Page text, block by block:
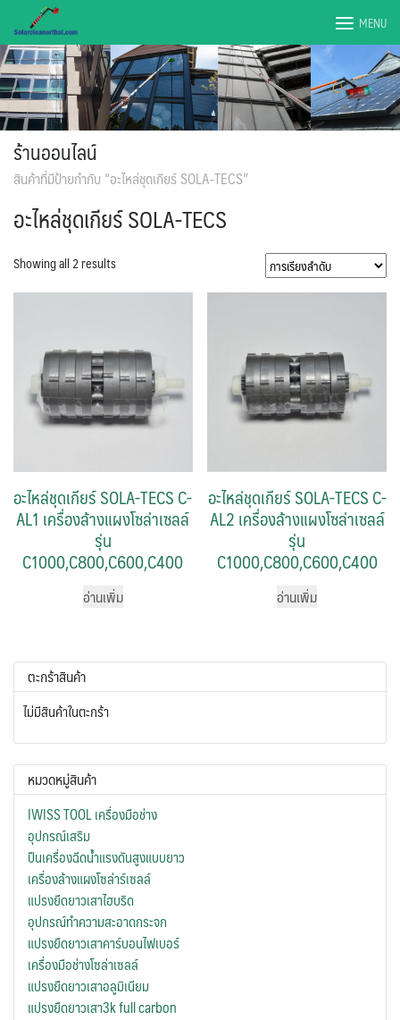
content
MENU
ร้านออนไลน์
สินค้าที่มีป้ายกำกับ “อะไหล่ชุดเกียร์ SOLA-TECS”
อะไหล่ชุดเกียร์ SOLA-TECS
Showing all 2 results
อะไหล่ชุดเกียร์ SOLA-TECS C-
AL1 เครื่องล้างแผงโซล่าเซลล์
รุ่น
C1000,C800,C600,C400
อ่านเพิ่ม
อะไหล่ชุดเกียร์ SOLA-TECS C-
AL2 เครื่องล้างแผงโซล่าเซลล์
รุ่น
C1000,C800,C600,C400
อ่านเพิ่ม
ตะกร้าสินค้า
ไม่มีสินค้าในตะกร้า
หมวดหมู่สินค้า
IWISS TOOL เครื่องมือช่าง
อุปกรณ์เสริม
ปืนเครื่องฉีดน้ำแรงดันสูงแบบยาว
เครื่องล้างแผงโซล่าร์เซลล์
แปรงยืดยาวเสาไฮบริด
อุปกรณ์ทำความสะอาดกระจก
แปรงยืดยาวเสาคาร์บอนไฟเบอร์
เครื่องมือช่างโซล่าเซลล์
แปรงยืดยาวเสาอลูมิเนียม
แปรงยืดยาวเสา3k full carbon